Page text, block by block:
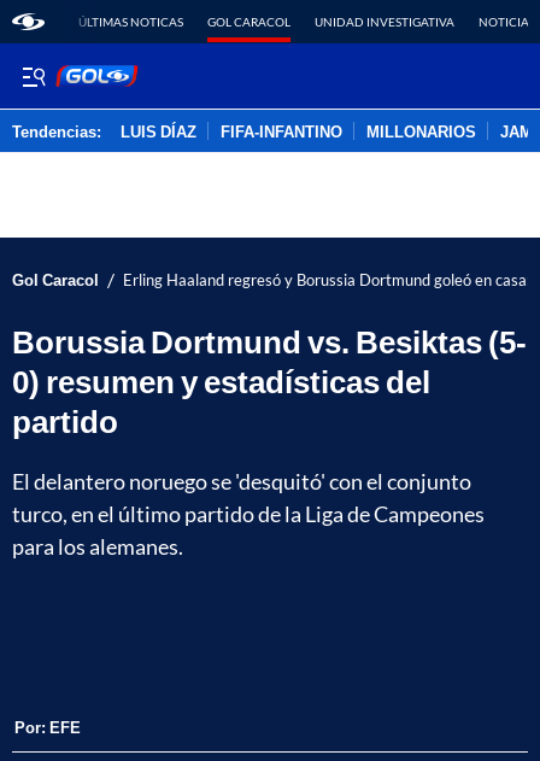
ÚLTIMAS NOTICAS GOL CARACOL UNIDAD INVESTIGATIVA NOTICIAS
Tendencias: LUIS DÍAZ FIFA-INFANTINO MILLONARIOS
Gol Caracol / Erling Haaland regresó y Borussia Dortmund goleó en
Borussia Dortmund vs. Besiktas (5-
0) resumen y estadísticas del
partido
El delantero noruego se 'desquitó' con el conjunto
turco, en el último partido de la Liga de Campeones
para los alemanes.
Por: EFE